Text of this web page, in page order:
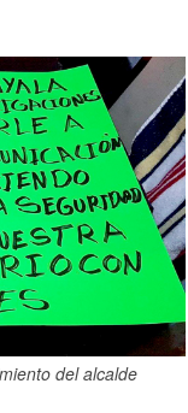
del alcalde